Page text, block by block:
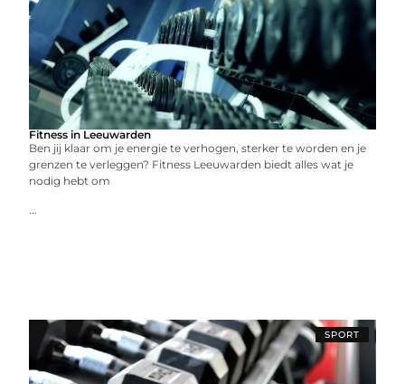
Fitness in Leeuwarden
Ben jij klaar om je energie te verhogen, sterker te worden en je
grenzen te verleggen? Fitness Leeuwarden biedt alles wat je
nodig hebt om
...
SPORT